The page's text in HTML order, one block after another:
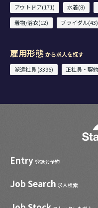
アウトドア(171)
水着(8)
着物/浴衣(12)
ブライダル(43)
雇用形態 から求人を探す
派遣社員 (3396)
正社員・契
Entry 登録会予約
Job Search 求人検索